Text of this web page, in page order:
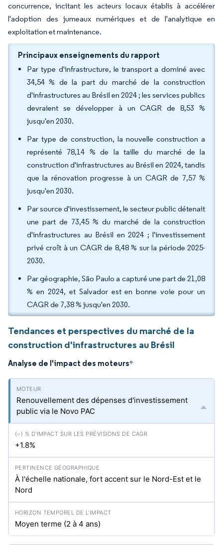
concurrence, incitant les acteurs locaux établis à accélérer
l'adoption des jumeaux numériques et de l'analytique en
exploitation et maintenance.
Principaux enseignements du rapport
Par type d'infrastructure, le transport a dominé avec
34,54 % de la part du marché de la construction
d'infrastructures au Brésil en 2024 ; les services publics
devraient se développer à un CAGR de 8,53 %
jusqu'en 2030.
Par type de construction, la nouvelle construction a
représenté 78,14 % de la taille du marché de la
construction d'infrastructures au Brésil en 2024, tandis
que la rénovation progresse à un CAGR de 7,57 %
jusqu'en 2030.
Par source d'investissement, le secteur public détenait
une part de 73,45 % du marché de la construction
d'infrastructures au Brésil en 2024 ; l'investissement
privé croît à un CAGR de 8,48 % sur la période 2025-
2030.
Par géographie, São Paulo a capturé une part de 21,08
% en 2024, et Salvador est en bonne voie pour un
CAGR de 7,38 % jusqu'en 2030.
Tendances et perspectives du marché de la
construction d'infrastructures au Brésil
Analyse de l'impact des moteurs*
Renouvellement des dépenses d'investissement
public via le Novo PAC
+1.8%
À l'échelle nationale, fort accent sur le Nord-Est et le
Nord
Moyen terme (2 à 4 ans)